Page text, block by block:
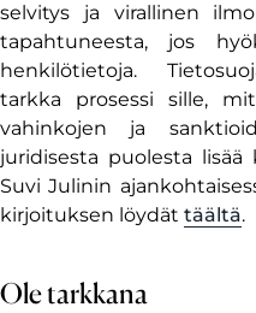
selvitys ja virallinen
tapahtuneesta, jos
henkilötietoja.
tarkka prosessi sille,
vahinkojen ja
juridisesta puolesta
Suvi Julinin
kirjoituksen löydät täältä.
Ole tarkkana